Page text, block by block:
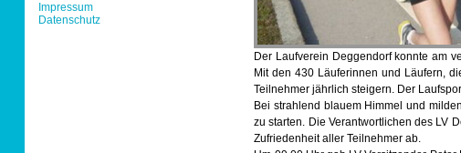
Der Laufverein Deggendorf konnte am
Mit den 430 Läuferinnen und Läufern,
Teilnehmer jährlich steigern. Der
Bei strahlend blauem Himmel und
zu starten. Die Verantwortlichen des LV
Zufriedenheit aller Teilnehmer ab.
Navigation
überspringen
Impressum
Datenschutz